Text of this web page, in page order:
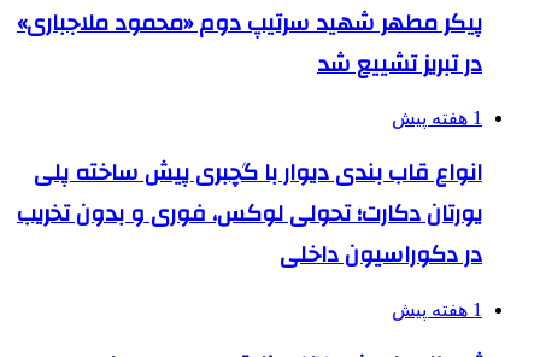
پیکر مطهر شهید سرتیپ دوم «محمود ملاجباری»
در تبریز تشییع شد
1 هفته پیش
انواع قاب بندی دیوار با گچبری پیش ساخته پلی
یورتان دکارت؛ تحولی لوکس، فوری و بدون تخریب
در دکوراسیون داخلی
1 هفته پیش